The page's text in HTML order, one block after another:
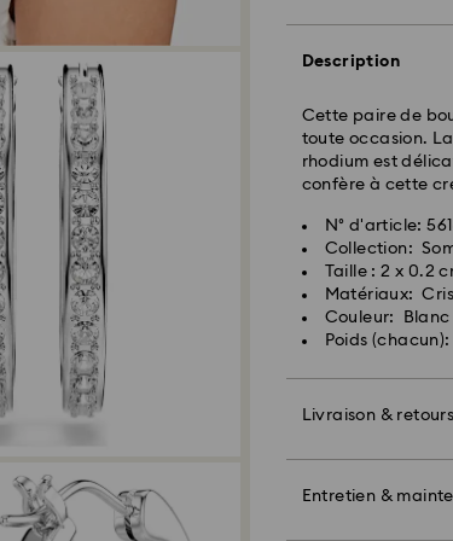
Description
Cette paire de
toute occasion.
rhodium est
confère à cette
N° d'article:
Collection:
Taille : 2 x 0.2
Matériaux:
Couleur: Blanc
Poids
Livraison & retours
Les commandes
seront traitées et
Délai de livraison
Frais de livraison
Pour l’instant,
livraisons vers les
articles
paiement final.
Pour les produits
Entretien &
Swarovski et un